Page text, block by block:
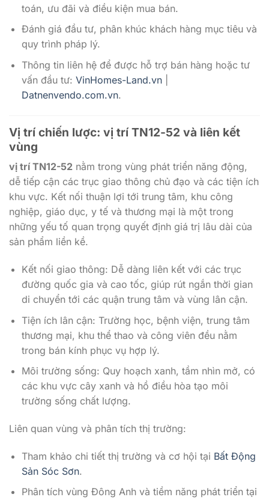
toán, ưu đãi và điều kiện mua bán.
Đánh giá đầu tư, phân khúc khách hàng mục tiêu và
quy trình pháp lý.
Thông tin liên hệ để được hỗ trợ bán hàng hoặc tư
vấn đầu tư: VinHomes-Land.vn|
Datnenvendo.com.vn.
Vị trí chiến lược: vị trí TN12-52 và liên kết
vùng
vị trí TN12-52 nằm trong vùng phát triển năng động,
dễ tiếp cận các trục giao thông chủ đạo và các tiện ích
khu vực. Kết nối thuận lợi tới trung tâm, khu công
nghiệp, giáo dục, y tế và thương mại là một trong
những yếu tố quan trọng quyết định giá trị lâu dài của
sản phẩm liền kề.
Kết nối giao thông: Dễ dàng liên kết với các trục
đường quốc gia và cao tốc, giúp rút ngắn thời gian
di chuyển tới các quận trung tâm và vùng lân cận.
Tiện ích lân cận: Trường học, bệnh viện, trung tâm
thương mại, khu thể thao và công viên đều nằm
trong bán kính phục vụ hợp lý.
Môi trường sống: Quy hoạch xanh, tầm nhìn mở, có
các khu vực cây xanh và hồ điều hòa tạo môi
trường sống chất lượng.
Liên quan vùng và phân tích thị trường:
Tham khảo chi tiết thị trường và cơ hội tại Bất Động
Sản Sóc Sơn.
Phân tích vùng Đông Anh và tiềm năng phát triển tại